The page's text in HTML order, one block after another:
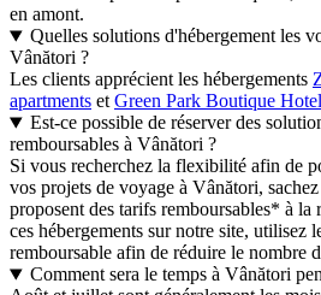
en amont.
Quelles solutions d'hébergement les
Vânători ?
Les clients apprécient les hébergements
apartments etGreen Park Boutique Hotel
Est-ce possible de réserver des
remboursables à Vânători ?
Si vous recherchez la flexibilité afin de
vos projets de voyage à Vânători,
proposent des tarifs remboursables* à
ces hébergements sur notre site, utilisez
remboursable afin de réduire le nombre
Comment sera le temps à Vânători